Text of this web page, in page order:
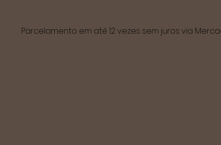
Parcelamento em até 12 vezes sem juros via